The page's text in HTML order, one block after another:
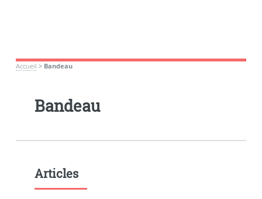
Accueil > Bandeau
Bandeau
Articles